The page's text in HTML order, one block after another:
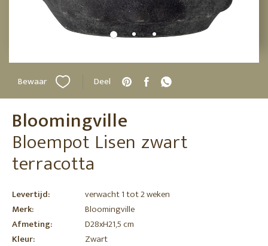
Bewaar Deel
Bloomingville
Bloempot Lisen zwart
terracotta
Levertijd:
verwacht 1 tot 2 weken
Merk:
Bloomingville
Afmeting:
D28xH21,5 cm
Kleur:
Zwart